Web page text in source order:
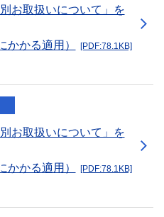
お取扱いについて」を
かかる適用）
[PDF:78.1KB]
お取扱いについて」を
かかる適用）
[PDF:78.1KB]